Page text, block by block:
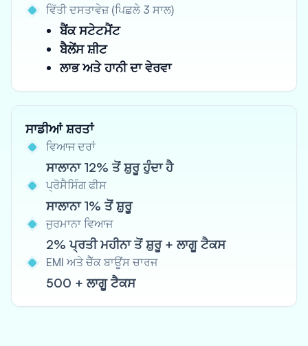
ਵਿੱਤੀ ਦਸਤਾਵੇਜ਼ (ਪਿਛਲੇ 3 ਸਾਲ)
ਬੈਂਕ ਸਟੇਟਮੈਂਟ
ਬੈਲੇਂਸ ਸ਼ੀਟ
ਲਾਭ ਅਤੇ ਹਾਨੀ ਦਾ ਵੇਰਵਾ
ਸਾਡੀਆਂ ਸ਼ਰਤਾਂ
ਵਿਆਜ ਦਰਾਂ
ਸਾਲਾਨਾ 12% ਤੋਂ ਸ਼ੁਰੂ ਹੁੰਦਾ ਹੈ
ਪ੍ਰੋਸੈਸਿੰਗ ਫੀਸ
ਸਾਲਾਨਾ 1% ਤੋਂ ਸ਼ੁਰੂ
ਜੁਰਮਾਨਾ ਵਿਆਜ
2% ਪ੍ਰਤੀ ਮਹੀਨਾ ਤੋਂ ਸ਼ੁਰੂ + ਲਾਗੂ ਟੈਕਸ
EMI ਅਤੇ ਚੈੱਕ ਬਾਊਂਸ ਚਾਰਜ
500 + ਲਾਗੂ ਟੈਕਸ